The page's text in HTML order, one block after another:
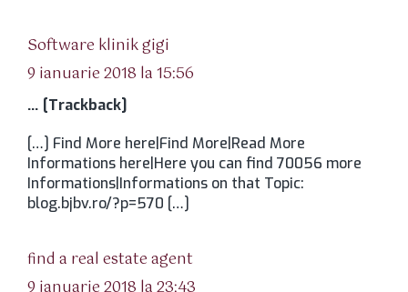
Software klinik gigi
9 ianuarie 2018 la 15:56
… [Trackback]
[…] Find More here|Find More|Read More
Informations here|Here you can find 70056 more
Informations|Informations on that Topic:
blog.bjbv.ro/?p=570 […]
find a real estate agent